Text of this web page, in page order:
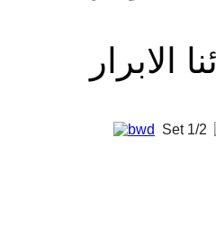
الابرار
Set1/2